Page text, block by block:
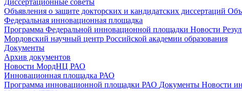
Объявления о защите докторских и кандидатских диссертаций
Федеральная инновационная площадка
Программа Федеральной инновационной площадки Новости
Мордовский научный центр Российской академии образования
Документы
Архив документов
Новости МордНЦ РАО
Инновационная площадка РАО
Программа инновационной площадки РАО Документы Новости